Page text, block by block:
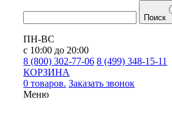
Поиск
ПН-ВС
с 10:00 до 20:00
8 (800) 302-77-06 8 (499) 348-15-11
КОРЗИНА
0 товаров. Заказать звонок
Меню